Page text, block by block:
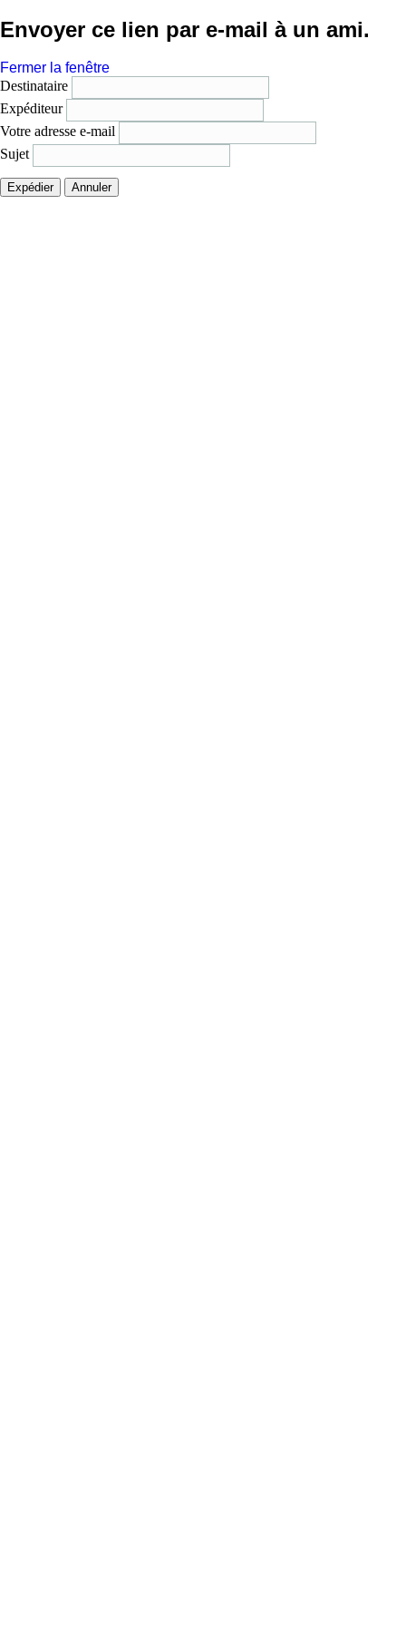
Envoyer ce lien par e-mail à un ami.
Fermer la fenêtre
Destinataire
Expéditeur
Votre adresse e-mail
Sujet
Expédier Annuler